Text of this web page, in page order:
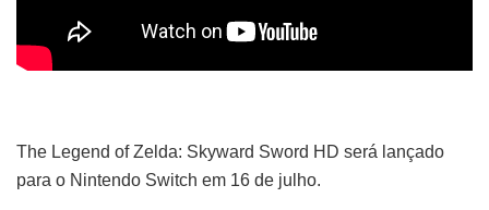
The Legend of Zelda: Skyward Sword HD será lançado
para o Nintendo Switch em 16 de julho.